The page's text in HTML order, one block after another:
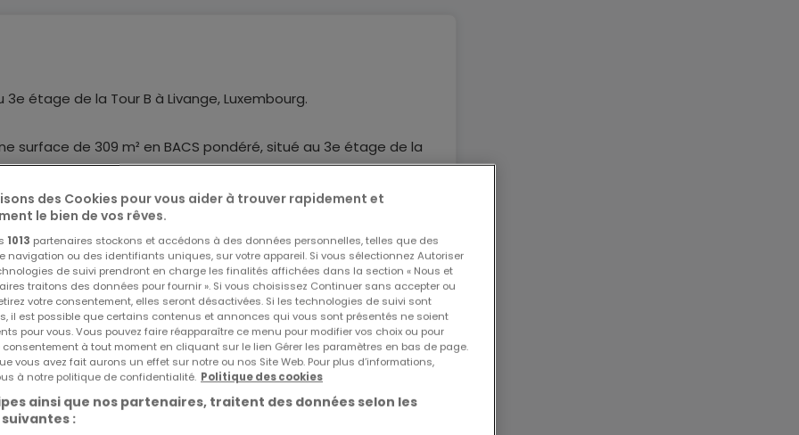
étage de la Tour B à Livange, Luxembourg.
surface de 309 m² en BACS pondéré, situé au 3e étage de la
de l'autoroute A3-E25.
bureaux individuels et un grand open-space, avec
kitchenette ainsi que de WC.
parking intérieures au prix de 185 € HT/place/mois.
RéfatHome 8386294
Réf
des Cookies pour vous aider à trouver rapidement et
le bien de vos rêves.
1013 partenaires stockons et accédons à des données personnelles, telles que des
navigation ou des identifiants uniques, sur votre appareil. Si vous sélectionnez Autoriser
de suivi prendront en charge les finalités affichées dans la section « Nous et
traitons des données pour fournir ». Si vous choisissez Continuer sans accepter ou
votre consentement, elles seront désactivées. Si les technologies de suivi sont
il est possible que certains contenus et annonces qui vous sont présentés ne soient
pour vous. Vous pouvez faire réapparaître ce menu pour modifier vos choix ou pour
consentement à tout moment en cliquant sur le lien Gérer les paramètres en bas de page.
vous avez fait aurons un effet sur notre ou nos Site Web. Pour plus d’informations,
à notre politique de confidentialité. Politique des cookies
ainsi que nos partenaires, traitent des données selon les
: